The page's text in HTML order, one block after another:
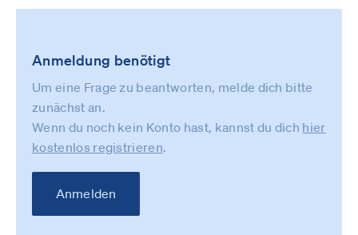
Anmeldung benötigt
Um eine Frage zu beantworten, melde dich bitte
zunächst an.
Wenn du noch kein Konto hast, kannst du dich hier
kostenlos registrieren.
Anmelden